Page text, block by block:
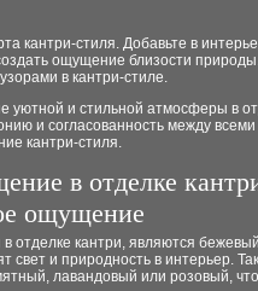
кантри-стиля. Добавьте в
ощущение близости
в кантри-стиле.
уютной и стильной атмосферы в
и согласованность между
кантри-стиля.
в отделке
ощущение
отделке кантри, являются
свет и природность в интерьер.
лавандовый или розовый,